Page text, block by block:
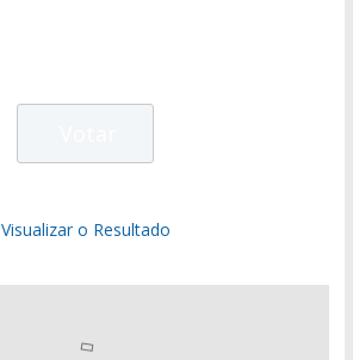
Visualizar o Resultado